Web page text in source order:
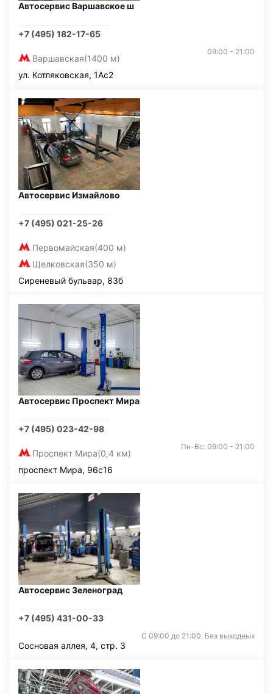
Автосервис Варшавское ш
+7 (495) 182-17-65
Варшавская(1400 м)
09:00 - 21:00
ул. Котляковская, 1Ас2
Автосервис Измайлово
+7 (495) 021-25-26
Первомайская(400 м)
Щелковская(350 м)
Сиреневый бульвар, 83б
Автосервис Проспект Мира
+7 (495) 023-42-98
Проспект Мира(0,4 км)
Пн-Вс: 09:00 - 21:00
проспект Мира, 96с16
Автосервис Зеленоград
+7 (495) 431-00-33
С 09:00 до 21:00. Без выходных
Сосновая аллея, 4, стр. 3